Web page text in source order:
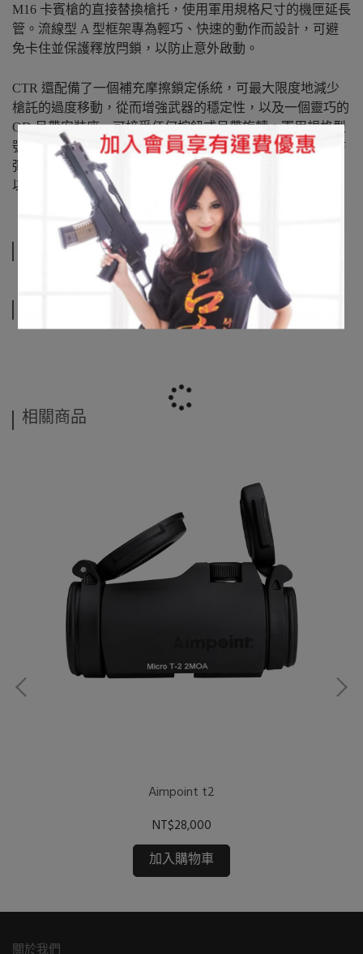
M16 卡賓槍的直接替換槍托，使用軍用規格尺寸的機匣延長
管。流線型 A 型框架專為輕巧、快速的動作而設計，可避
免卡住並保護釋放閂鎖，以防止意外啟動。
CTR 還配備了一個補充摩擦鎖定係統，可最大限度地減少
槍託的過度移動，從而增強武器的穩定性，以及一個靈巧的
QD 吊帶安裝座，可接受任何按鈕式吊帶旋轉。軍用規格型
號包括一個標準的 0.3 英寸厚的橡膠屁股墊，即使在穿著防
彈衣或模組化裝備的情況下，它也能提供積極的肩部支撐，
以防止打滑。
規格說明
相關商品
Aimpoint t2
NT$28,000
加入購物車